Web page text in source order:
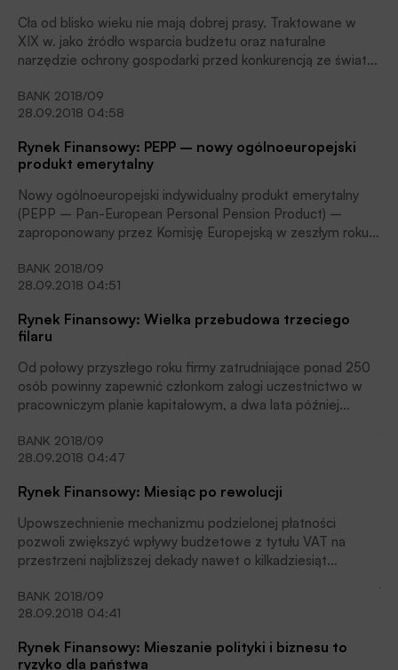
publikacją. Zapytaliśmy prezesa Związku Banków Polskich
Krzysztofa Pietraszkiewicza, co sądzi o tym pomyśle.
Cła od blisko wieku nie mają dobrej prasy. Traktowane w
XIX w. jako źródło wsparcia budżetu oraz naturalne
narzędzie ochrony gospodarki przed konkurencją ze świata,
ekstra-terytorialnych sankcji nakładanych na
nieakceptowane przez państwa transakcje ekonomiczne.
standardu niskiej protekcji celnej państw.
BANK 2018/09
28.09.2018 04:58
Rynek Finansowy: PEPP – nowy ogólnoeuropejski
produkt emerytalny
Nowy ogólnoeuropejski indywidualny produkt emerytalny
(PEPP – Pan-European Personal Pension Product) –
zaproponowany przez Komisję Europejską w zeszłym roku,
zapewnić obywatelom Unii Europejskiej nowe możliwości
oszczędzania na emeryturę. Jego największą wartością
przenoszenie przy zmianie miejsca zamieszkania z jednego
do innego państwa członkowskiego UE.
BANK 2018/09
28.09.2018 04:51
Rynek Finansowy: Wielka przebudowa trzeciego
filaru
Od połowy przyszłego roku firmy zatrudniające ponad 250
osób powinny zapewnić członkom załogi uczestnictwo w
pracowniczym planie kapitałowym, a dwa lata później
pracy najemnej – zakłada przygotowany przez resort
finansów projekt ustawy o pracowniczych planach
zabezpieczenia emerytalnego zwolnione zostaną te
instytucje, które oferują swym pracownikom możliwość
przystąpienia do pracowniczych programów emerytalnych.
BANK 2018/09
28.09.2018 04:47
Rynek Finansowy: Miesiąc po rewolucji
Upowszechnienie mechanizmu podzielonej płatności
pozwoli zwiększyć wpływy budżetowe z tytułu VAT na
przestrzeni najbliższej dekady nawet o kilkadziesiąt
państwa scenariusz zakłada resort finansów. Tymczasem
obowiązująca od 1 lipca br. nowelizacja ustawy o podatku
split payment, budzi poważne obawy przedsiębiorców z
BANK 2018/09
28.09.2018 04:41
Rynek Finansowy: Mieszanie polityki i biznesu to
ryzyko dla państwa